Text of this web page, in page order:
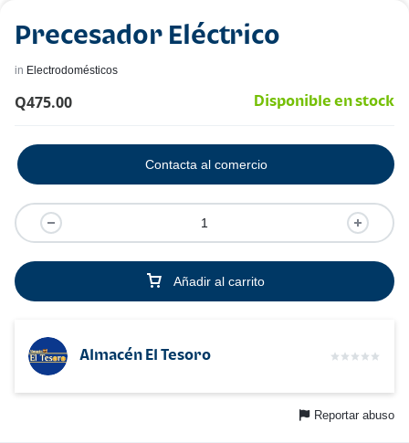
Precesador Eléctrico
in Electrodomésticos
Q475.00 Disponible en stock
Añadir al carrito
Contacta al comercio
Almacén El Tesoro
Reportar abuso